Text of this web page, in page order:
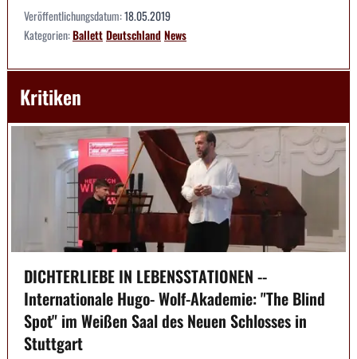
Veröffentlichungsdatum:18.05.2019
Kategorien:BallettDeutschlandNews
Kritiken
DICHTERLIEBE IN LEBENSSTATIONEN --
Internationale Hugo- Wolf-Akademie: "The Blind
Spot" im Weißen Saal des Neuen Schlosses in
Stuttgart